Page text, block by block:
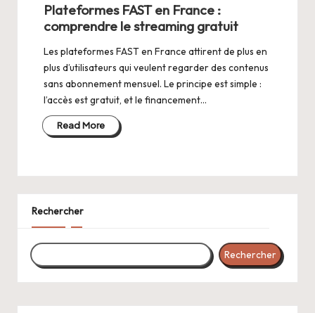
Plateformes FAST en France :
comprendre le streaming gratuit
Les plateformes FAST en France attirent de plus en
plus d’utilisateurs qui veulent regarder des contenus
sans abonnement mensuel. Le principe est simple :
l’accès est gratuit, et le financement…
Read More
Rechercher
Rechercher